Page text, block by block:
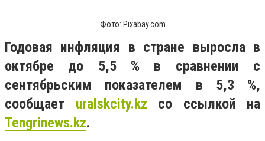
Фото: Pixabay.com
Годовая инфляция в стране выросла в
октябре до 5,5 % в сравнении с
сентябрьским показателем в 5,3 %,
сообщает uralskcity.kz со ссылкой на
Tengrinews.kz.